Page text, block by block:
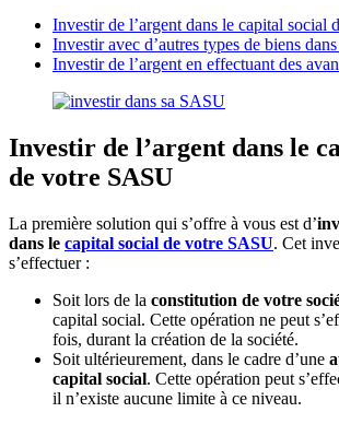
Investir de l’argent dans le capital social
Investir avec d’autres types de biens
Investir de l’argent en effectuant des
Investir de l’argent dans le
de votre SASU
La première solution qui s’offre à vous est d’
dans le capital social de votre SASU. Cet
s’effectuer :
Soit lors de la constitution de votre
capital social. Cette opération ne peut
fois, durant la création de la société.
Soit ultérieurement, dans le cadre d’une
capital social. Cette opération peut
il n’existe aucune limite à ce niveau.